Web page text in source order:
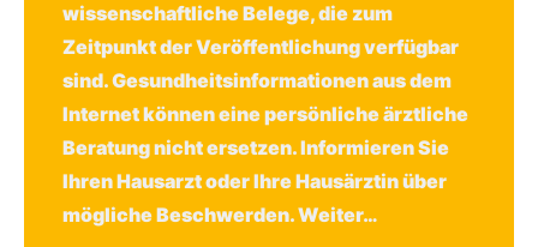
wissenschaftliche Belege, die zum
Zeitpunkt der Veröffentlichung verfügbar
sind. Gesundheitsinformationen aus dem
Internet können eine persönliche ärztliche
Beratung nicht ersetzen. Informieren Sie
Ihren Hausarzt oder Ihre Hausärztin über
mögliche Beschwerden.Weiter…